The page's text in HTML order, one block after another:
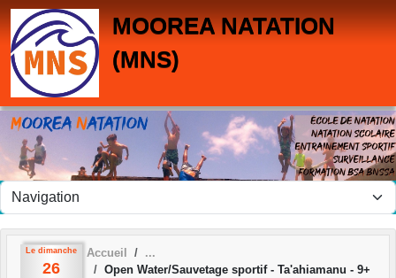
MOOREA NATATION
(MNS)
Le dimanche
26
Accueil
Open Water/Sauvetage sportif - Ta'ahiamanu - 9+
Panneau de gestion des cookies